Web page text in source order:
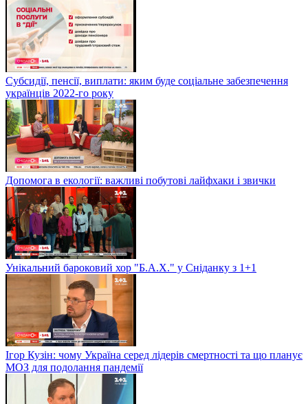
Субсидії, пенсії, виплати: яким буде соціальне забезпечення
українців 2022-го року
Допомога в екології: важливі побутові лайфхаки і звички
Унікальний бароковий хор "Б.А.Х." у Сніданку з 1+1
Ігор Кузін: чому Україна серед лідерів смертності та що планує
МОЗ для подолання пандемії